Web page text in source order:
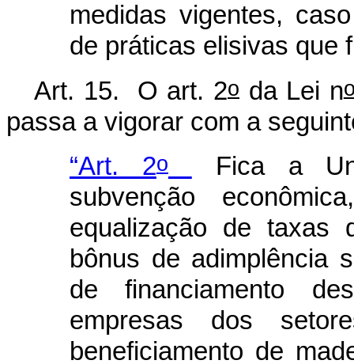
medidas vigentes,
de práticas elisivas que
Art. 15. O art. 2o da Lei n
passa a vigorar com a
“Art. 2o
Fica a
subvenção
equalização de
bônus de adimplência
de financiamento
empresas dos
beneficiamento de